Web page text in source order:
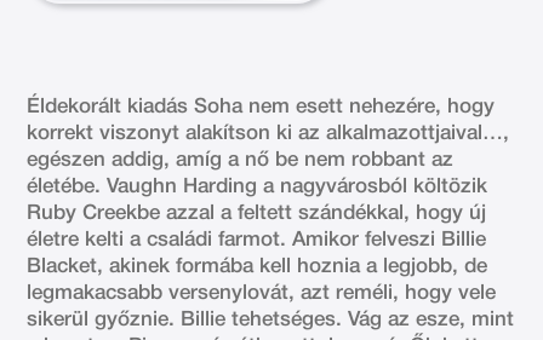
Éldekorált kiadás Soha nem esett nehezére, hogy
korrekt viszonyt alakítson ki az alkalmazottjaival…,
egészen addig, amíg a nő be nem robbant az
életébe. Vaughn Harding a nagyvárosból költözik
Ruby Creekbe azzal a feltett szándékkal, hogy új
életre kelti a családi farmot. Amikor felveszi Billie
Blacket, akinek formába kell hoznia a legjobb, de
legmakacsabb versenylovát, azt reméli, hogy vele
sikerül győznie. Billie tehetséges. Vág az esze, mint